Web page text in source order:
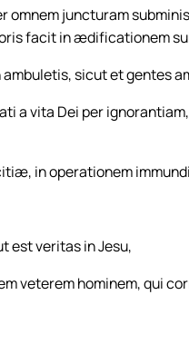
omnem juncturam
facit in ædificationem
sicut et gentes
a vita Dei per
in operationem
est veritas in Jesu,
veterem hominem, qui